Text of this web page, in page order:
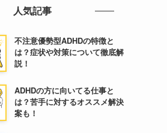
人気記事
不注意優勢型ADHDの特徴と
は？症状や対策について徹底解
説！
ADHDの方に向いてる仕事と
は？苦手に対するオススメ解決
案も！